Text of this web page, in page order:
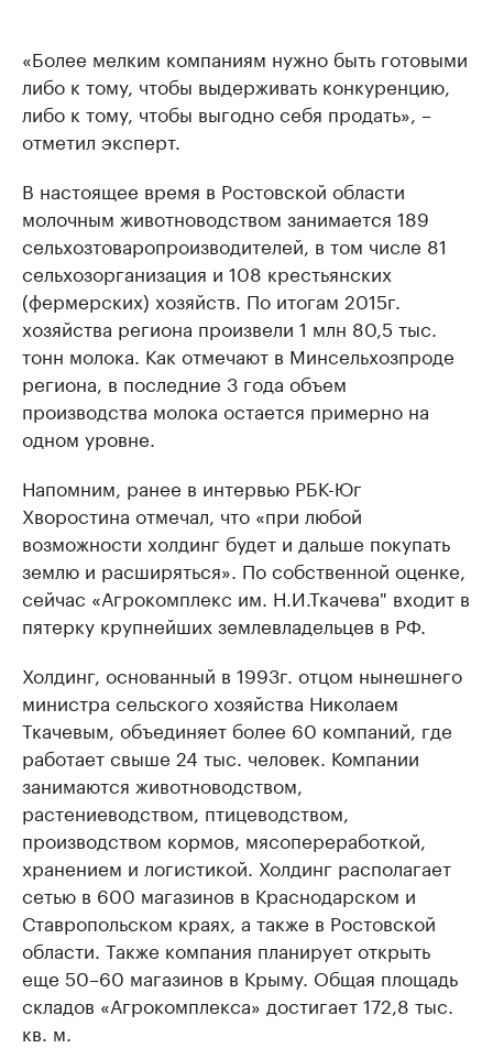
«Более мелким компаниям нужно быть готовыми
либо к тому, чтобы выдерживать конкуренцию,
либо к тому, чтобы выгодно себя продать», –
отметил эксперт.
В настоящее время в Ростовской области
молочным животноводством занимается 189
сельхозтоваропроизводителей, в том числе 81
сельхозорганизация и 108 крестьянских
(фермерских) хозяйств. По итогам 2015г.
хозяйства региона произвели 1 млн 80,5 тыс.
тонн молока. Как отмечают в Минсельхозпроде
региона, в последние 3 года объем
производства молока остается примерно на
одном уровне.
Напомним, ранее в интервью РБК-Юг
Хворостина отмечал, что «при любой
возможности холдинг будет и дальше покупать
землю и расширяться». По собственной оценке,
сейчас «Агрокомплекс им. Н.И.Ткачева" входит в
пятерку крупнейших землевладельцев в РФ.
Холдинг, основанный в 1993г. отцом нынешнего
министра сельского хозяйства Николаем
Ткачевым, объединяет более 60 компаний, где
работает свыше 24 тыс. человек. Компании
занимаются животноводством,
растениеводством, птицеводством,
производством кормов, мясопереработкой,
хранением и логистикой. Холдинг располагает
сетью в 600 магазинов в Краснодарском и
Ставропольском краях, а также в Ростовской
области. Также компания планирует открыть
еще 50–60 магазинов в Крыму. Общая площадь
складов «Агрокомплекса» достигает 172,8 тыс.
кв. м.